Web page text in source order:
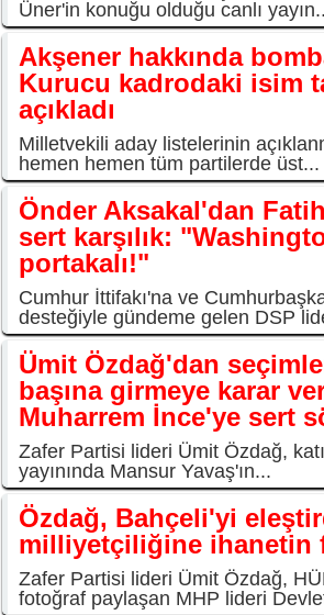
Üner'in konuğu olduğu canlı
Akşener hakkında
Kurucu kadrodaki isim
açıkladı
Milletvekili aday listelerinin
hemen hemen tüm partilerde üst...
Önder Aksakal'dan
sert karşılık:
portakalı!"
Cumhur İttifakı'na ve
desteğiyle gündeme gelen DSP
Ümit Özdağ'dan
başına girmeye karar
Muharrem İnce'ye sert
Zafer Partisi lideri Ümit Özdağ,
yayınında Mansur Yavaş'ın...
Özdağ, Bahçeli'yi
milliyetçiliğine ihanetin
Zafer Partisi lideri Ümit Özdağ,
fotoğraf paylaşan MHP lideri